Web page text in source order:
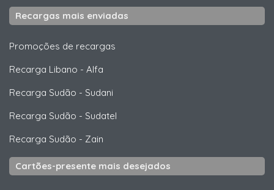
Recargas mais enviadas
Promoções de recargas
Recarga Libano - Alfa
Recarga Sudão - Sudani
Recarga Sudão - Sudatel
Recarga Sudão - Zain
Cartões-presente mais desejados